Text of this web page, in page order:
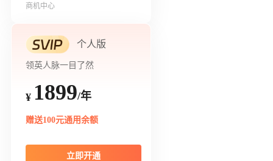
商机中心
个人版
领英人脉一目了然
¥ 1899/年
赠送100元通用余额
立即开通